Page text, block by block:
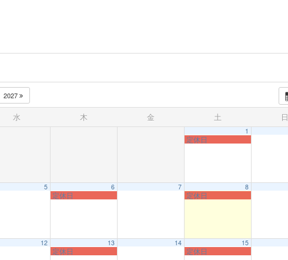
2027
水 木 金 土 日
1
定休日
5 6
定休日
7 8
定休日
12 13
定休日
14 15
定休日